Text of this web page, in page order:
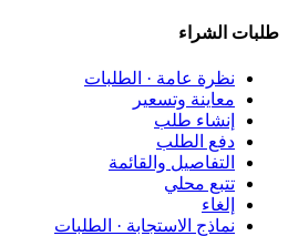
طلبات الشراء
نظرة عامة · الطلبات
معاينة وتسعير
إنشاء طلب
دفع الطلب
التفاصيل والقائمة
تتبع محلي
إلغاء
نماذج الاستجابة · الطلبات